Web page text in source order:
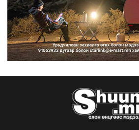
Нийтийн тээврийн Ч:19А
замналд түр хугац...
2026/08/07
Автомашины улсын дугаар
тоогоор төгссөн бо...